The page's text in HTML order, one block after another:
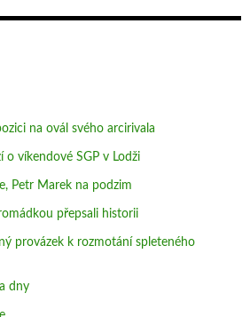
na ovál svého arcirivala
o víkendové SGP v Lodži
Petr Marek na podzim
přepsali historii
provázek k rozmotání spleteného
dny